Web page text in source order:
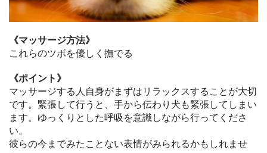
《マッサージ方法》
これらのツボを優しく撫でる
《ポイント》
マッサージする人自身がまずはリラックスすることが大切
です。緊張して行うと、手から伝わり犬も緊張してしまい
ます。ゆっくりとした呼吸を意識しながら行ってくださ
い。
彼らの今までみたことない表情がみられるかもしれませ